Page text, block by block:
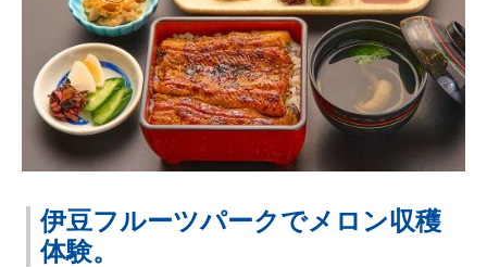
伊豆フルーツパークでメロン収穫
体験。